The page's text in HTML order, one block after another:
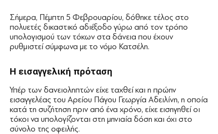
Σήμερα, Πέμπτη 5 Φεβρουαρίου, δόθηκε τέλος στο
πολυετές δικαστικό αδιέξοδο γύρω από τον τρόπο
υπολογισμού των τόκων στα δάνεια που έχουν
ρυθμιστεί σύμφωνα με το νόμο Κατσέλη.
Η εισαγγελική πρόταση
Υπέρ των δανειοληπτών είχε ταχθεί και η πρώην
εισαγγελέας του Αρείου Πάγου Γεωργία Αδειλίνη, η οποία
κατά τη συζήτηση πριν από ένα χρόνο, είχε εισηγηθεί οι
τόκοι να υπολογίζονται στη μηνιαία δόση και όχι στο
σύνολο της οφειλής.